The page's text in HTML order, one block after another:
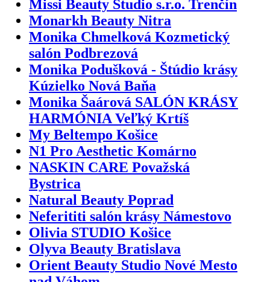
Missi Beauty Studio s.r.o. Trenčín
Monarkh Beauty Nitra
Monika Chmelková Kozmetický
salón Podbrezová
Monika Podušková - Štúdio krásy
Kúzielko Nová Baňa
Monika Šaárová SALÓN KRÁSY
HARMÓNIA Veľký Krtíš
My Beltempo Košice
N1 Pro Aesthetic Komárno
NASKIN CARE Považská
Bystrica
Natural Beauty Poprad
Neferititi salón krásy Námestovo
Olivia STUDIO Košice
Olyva Beauty Bratislava
Orient Beauty Studio Nové Mesto